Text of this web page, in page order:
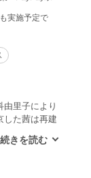
実施予定で
里子により
した茜は再建